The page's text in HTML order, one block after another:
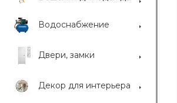
Водоснабжение
Двери, замки
Декор для интерьера